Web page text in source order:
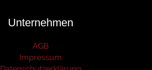
Unternehmen
AGB
Impressum